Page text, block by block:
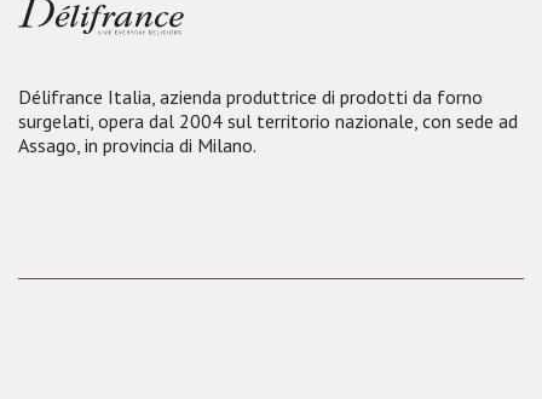
Délifrance Italia, azienda produttrice di prodotti da forno
surgelati, opera dal 2004 sul territorio nazionale, con sede ad
Assago, in provincia di Milano.